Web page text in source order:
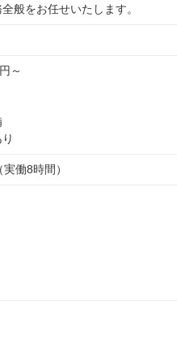
般をお任せいたします。
～
働8時間）